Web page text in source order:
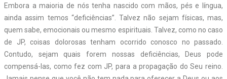
Embora a maioria de nós tenha nascido com mãos, pés e língua,
ainda assim temos “deficiências”. Talvez não sejam físicas, mas,
quem sabe, emocionais ou mesmo espirituais. Talvez, como no caso
de JP, coisas dolorosas tenham ocorrido conosco no passado.
Contudo, sejam quais forem nossas deficiências, Deus pode
compensá-las, como fez com JP, para a propagação do Seu reino.